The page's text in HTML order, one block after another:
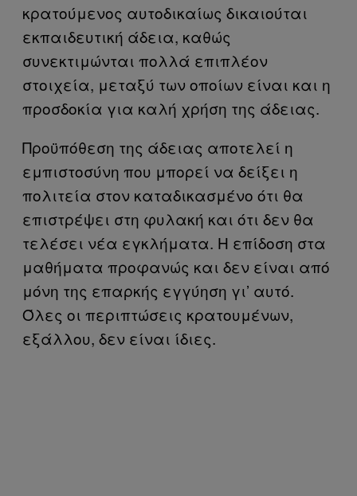
κρατούμενος αυτοδικαίως δικαιούται
εκπαιδευτική άδεια, καθώς
συνεκτιμώνται πολλά επιπλέον
στοιχεία, μεταξύ των οποίων είναι και η
προσδοκία για καλή χρήση της άδειας.
Προϋπόθεση της άδειας αποτελεί η
εμπιστοσύνη που μπορεί να δείξει η
πολιτεία στον καταδικασμένο ότι θα
επιστρέψει στη φυλακή και ότι δεν θα
τελέσει νέα εγκλήματα. Η επίδοση στα
μαθήματα προφανώς και δεν είναι από
μόνη της επαρκής εγγύηση γι’ αυτό.
Όλες οι περιπτώσεις κρατουμένων,
εξάλλου, δεν είναι ίδιες.